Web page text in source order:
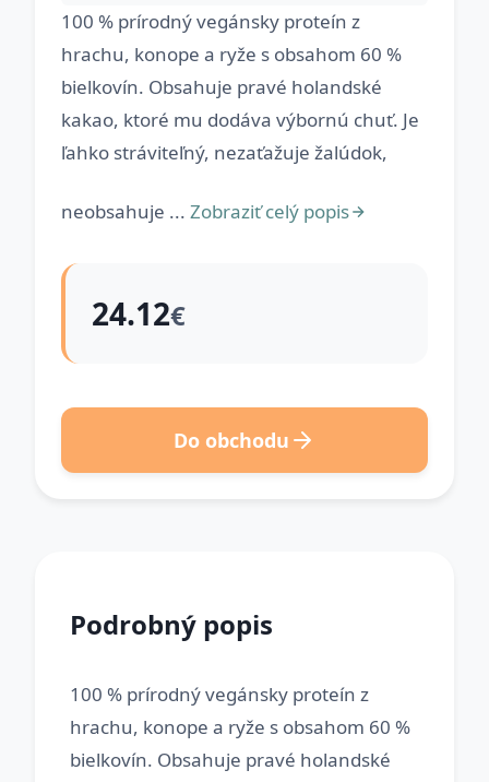
100 % prírodný vegánsky proteín z
hrachu, konope a ryže s obsahom 60 %
bielkovín. Obsahuje pravé holandské
kakao, ktoré mu dodáva výbornú chuť. Je
ľahko stráviteľný, nezaťažuje žalúdok,
neobsahuje ... Zobraziť celý popis
24.12€
Do obchodu
Podrobný popis
100 % prírodný vegánsky proteín z
hrachu, konope a ryže s obsahom 60 %
bielkovín. Obsahuje pravé holandské